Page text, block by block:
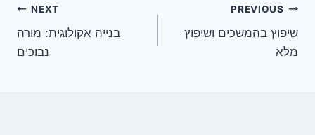
ניווט
PREVIOUS
שיפוץ בהמשכים ושיפוץ
מלא
NEXT
בנייה אקולוגית: מורה
נבוכים